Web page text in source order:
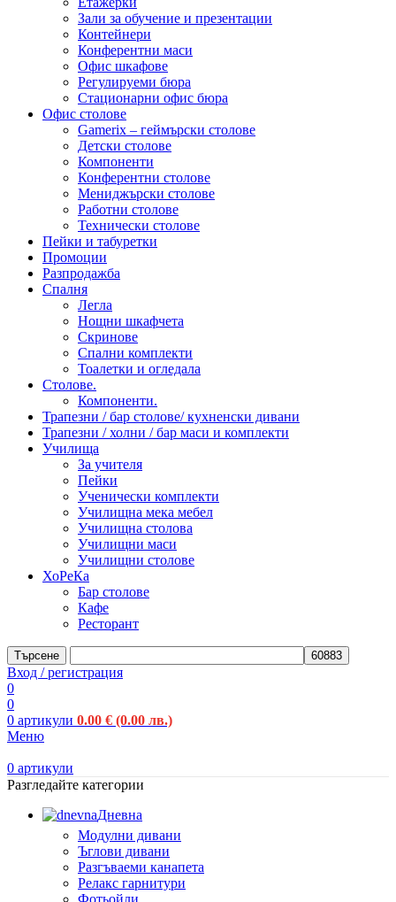
Зали за обучение и презентации
Контейнери
Конферентни маси
Офис шкафове
Регулируеми бюра
Стационарни офис бюра
Офис столове
Gamerix – геймърски столове
Детски столове
Компоненти
Конферентни столове
Мениджърски столове
Работни столове
Технически столове
Пейки и табуретки
Промоции
Разпродажба
Спалня
Легла
Нощни шкафчета
Скринове
Спални комплекти
Тоалетки и огледала
Столове.
Компоненти.
Трапезни / бар столове/ кухненски дивани
Трапезни / холни / бар маси и комплекти
Училища
За учителя
Пейки
Ученически комплекти
Училищна мека мебел
Училищна столова
Училищни маси
Училищни столове
ХоРеКа
Бар столове
Кафе
Ресторант
Търсене
Вход / регистрация
0
0
0 артикули 0.00 € (0.00 лв.)
Меню
0 артикули
Разгледайте категории
Дневна
Модулни дивани
Ъглови дивани
Разгъваеми канапета
Релакс гарнитури
Фотьойли